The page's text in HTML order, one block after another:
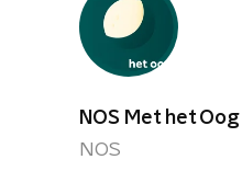
NOS Met het
NOS